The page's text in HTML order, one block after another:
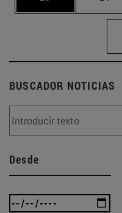
BUSCADOR NOTICIAS
Desde